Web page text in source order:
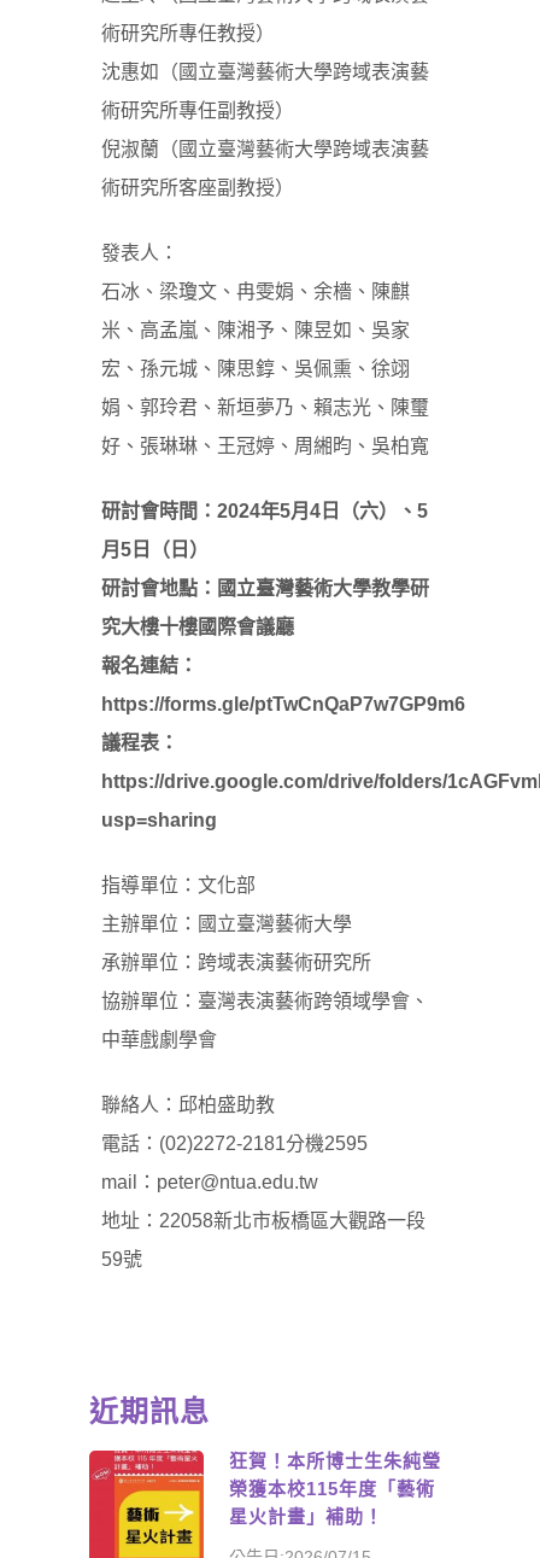
術研究所專任教授）
沈惠如（國立臺灣藝術大學跨域表演藝
術研究所專任副教授）
倪淑蘭（國立臺灣藝術大學跨域表演藝
術研究所客座副教授）
發表人：
石冰、梁瓊文、冉雯娟、余檣、陳麒
米、高孟嵐、陳湘予、陳昱如、吳家
宏、孫元城、陳思錞、吳佩熏、徐翊
娟、郭玲君、新垣夢乃、賴志光、陳璽
好、張琳琳、王冠婷、周緗昀、吳柏寬
研討會時間：2024年5月4日（六）、5
月5日（日）
研討會地點：國立臺灣藝術大學教學研
究大樓十樓國際會議廳
報名連結：
https://forms.gle/ptTwCnQaP7w7GP9m6
議程表：
https://drive.google.com/drive/folders/
usp=sharing
指導單位：文化部
主辦單位：國立臺灣藝術大學
承辦單位：跨域表演藝術研究所
協辦單位：臺灣表演藝術跨領域學會、
中華戲劇學會
聯絡人：邱柏盛助教
電話：(02)2272-2181分機2595
mail： peter@ntua.edu.tw
地址：22058新北市板橋區大觀路一段
59號
近期訊息
狂賀！本所博士生朱純瑩
榮獲本校115年度「藝術
星火計畫」補助！